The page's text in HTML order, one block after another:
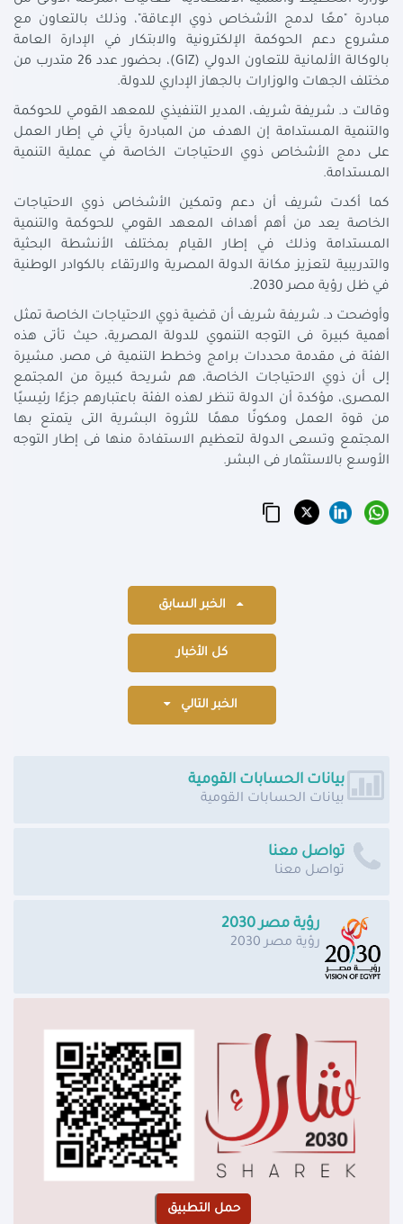
مبادرة "معًا لدمج الأشخاص ذوي الإعاقة"، وذلك بالتعاون مع
مشروع دعم الحوكمة الإلكترونية والابتكار في الإدارة العامة
بالوكالة الألمانية للتعاون الدولي (GIZ)، بحضور عدد 26 متدرب من
مختلف الجهات والوزارات بالجهاز الإداري للدولة.
وقالت د. شريفة شريف، المدير التنفيذي للمعهد القومي للحوكمة
والتنمية المستدامة إن الهدف من المبادرة يأتي في إطار العمل
على دمج الأشخاص ذوي الاحتياجات الخاصة في عملية التنمية
المستدامة.
كما أكدت شريف أن دعم وتمكين الأشخاص ذوي الاحتياجات
الخاصة يعد من أهم أهداف المعهد القومي للحوكمة والتنمية
المستدامة وذلك في إطار القيام بمختلف الأنشطة البحثية
والتدريبية لتعزيز مكانة الدولة المصرية والارتقاء بالكوادر الوطنية
في ظل رؤية مصر 2030.
وأوضحت د. شريفة شريف أن قضية ذوي الاحتياجات الخاصة تمثل
أهمية كبيرة فى التوجه التنموي للدولة المصرية، حيث تأتى هذه
الفئة فى مقدمة محددات برامج وخطط التنمية فى مصر، مشيرة
إلى أن ذوي الاحتياجات الخاصة، هم شريحة كبيرة من المجتمع
المصرى، مؤكدة أن الدولة تنظر لهذه الفئة باعتبارهم جزءًا رئيسيًا
من قوة العمل ومكونًا مهمًا للثروة البشرية التى يتمتع بها
المجتمع وتسعى الدولة لتعظيم الاستفادة منها فى إطار التوجه
الأوسع بالاستثمار فى البشر.
الخبر السابق
كل الأخبار
الخبر التالي
بيانات الحسابات القومية
بيانات الحسابات القومية
تواصل معنا
تواصل معنا
رؤية مصر 2030
رؤية مصر 2030